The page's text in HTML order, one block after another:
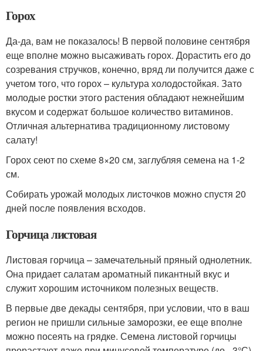
Горох
Да-да, вам не показалось! В первой половине сентября
еще вполне можно высаживать горох. Дорастить его до
созревания стручков, конечно, вряд ли получится даже с
учетом того, что горох – культура холодостойкая. Зато
молодые ростки этого растения обладают нежнейшим
вкусом и содержат большое количество витаминов.
Отличная альтернатива традиционному листовому
салату!
Горох сеют по схеме 8×20 см, заглубляя семена на 1-2
см.
Собирать урожай молодых листочков можно спустя 20
дней после появления всходов.
Горчица листовая
Листовая горчица – замечательный пряный однолетник.
Она придает салатам ароматный пикантный вкус и
служит хорошим источником полезных веществ.
В первые две декады сентября, при условии, что в ваш
регион не пришли сильные заморозки, ее еще вполне
можно посеять на грядке. Семена листовой горчицы